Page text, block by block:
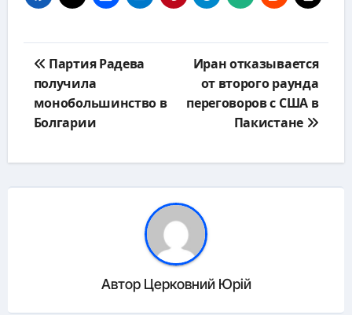
по
записям
Партия Радева
получила
монобольшинство в
Болгарии
Иран отказывается
от второго раунда
переговоров с США в
Пакистане
Автор Церковний Юрій